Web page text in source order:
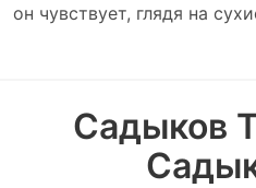
он чувствует, глядя на
Садыков